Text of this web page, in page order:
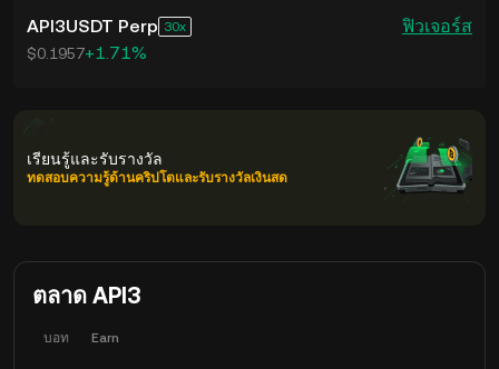
API3USDT Perp 30 ฟิวเจอร์ส
$0.1957+1.71%
เรียนรู้และรับรางวัล
ทดสอบความรู้ด้านคริปโตและรับรางวัลเงินสด
ตลาด API3
บอท Earn